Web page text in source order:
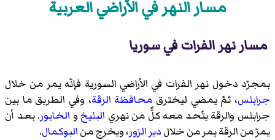
مسار النهر في الأراضي العربية
مسار نهر الفرات في سوريا
بمجرّد دخول نهر الفرات في الأراضي السورية فإنّه يمر من خلال
جرابلس، ثمّ يمضي ليخترق محافظة الرقة، وفي الطريق ما بين
جرابلس والرقة يتّحد معه كلٌّ من نهري البليخو الخابور. بعد أن
يمرّ من الرقة يمر من خلالدير الزور، ويخرج منالبوكمال.